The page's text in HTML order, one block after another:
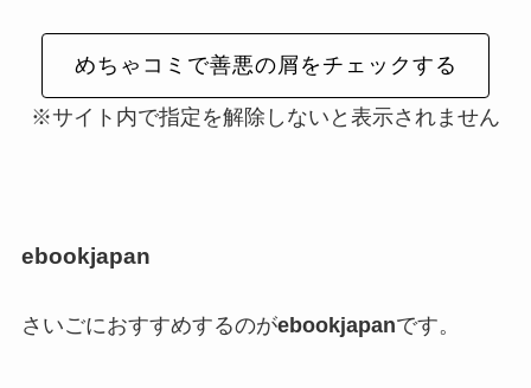
めちゃコミで善悪の屑をチェックする
※サイト内で指定を解除しないと表示されません
ebookjapan
さいごにおすすめするのがebookjapanです。